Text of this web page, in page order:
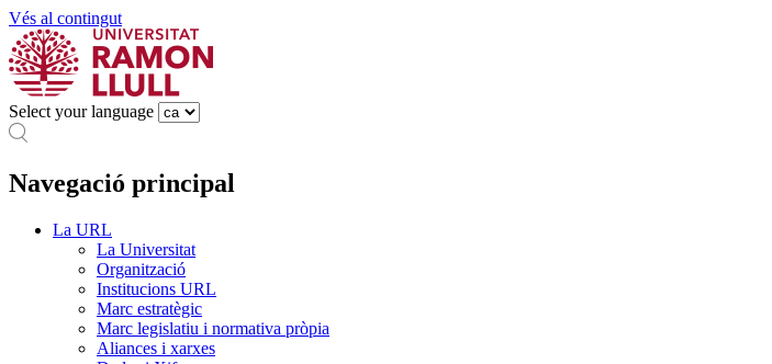
Vés al contingut
Select your language
Navegació principal
La URL
La Universitat
Organització
Institucions URL
Marc estratègic
Marc legislatiu i normativa pròpia
Aliances i xarxes